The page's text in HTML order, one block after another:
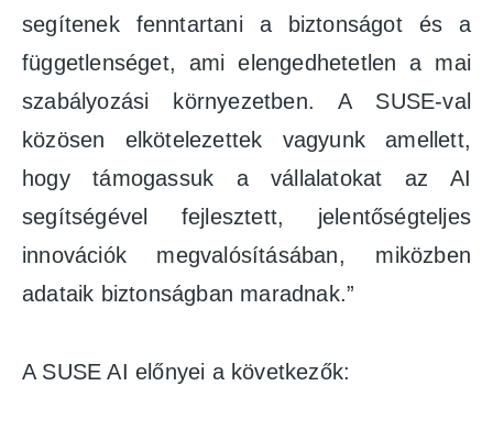
segítenek fenntartani a biztonságot és a
függetlenséget, ami elengedhetetlen a mai
szabályozási környezetben. A SUSE-val
közösen elkötelezettek vagyunk amellett,
hogy támogassuk a vállalatokat az AI
segítségével fejlesztett, jelentőségteljes
innovációk megvalósításában, miközben
adataik biztonságban maradnak.”
A SUSE AI előnyei a következők: